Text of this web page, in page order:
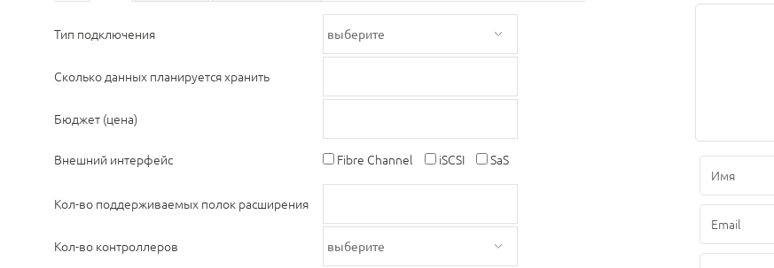
Тип подключения
Сколько данных планируется хранить
Бюджет (цена)
Внешний интерфейс Fibre Channel iSCSI SaS
Кол-во поддерживаемых полок расширения
Кол-во контроллеров